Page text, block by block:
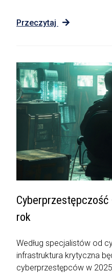
Przeczytaj
Cyberprzestępczość
rok
Według specjalistów od
infrastruktura krytyczna
cyberprzestępców w